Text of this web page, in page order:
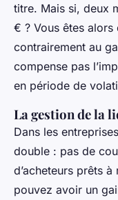
titre. Mais si, deux
€ ? Vous êtes alors
contrairement au
compense pas
en période de
La gestion de la
Dans les
double : pas de
d’acheteurs prêts
pouvez avoir un